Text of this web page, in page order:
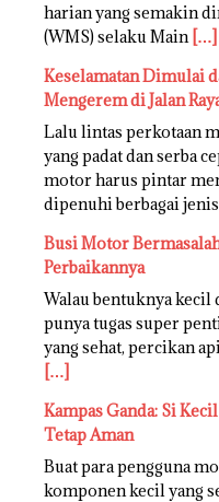
harian yang semakin
(WMS) selaku Main […]
Keselamatan Dimulai
Mengerem di Jalan
Lalu lintas perkotaan
yang padat dan serba
motor harus pintar
dipenuhi berbagai jenis
Busi Motor
Perbaikannya
Walau bentuknya kecil
punya tugas super
yang sehat, percikan
[…]
Kampas Ganda: Si
Tetap Aman
Buat para pengguna
komponen kecil yang